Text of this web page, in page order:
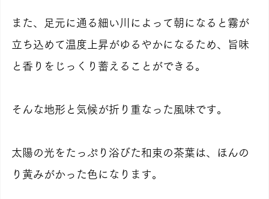
また、足元に通る細い川によって朝になると霧が
立ち込めて温度上昇がゆるやかになるため、旨味
と香りをじっくり蓄えることができる。
そんな地形と気候が折り重なった風味です。
太陽の光をたっぷり浴びた和束の茶葉は、ほんの
り黄みがかった色になります。